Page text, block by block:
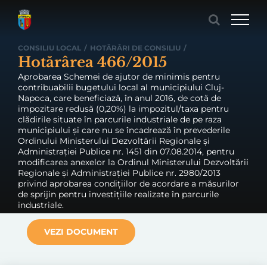
CONSILIU LOCAL / HOTĂRÂRI DE CONSILIU /
Hotărârea 466/2015
Aprobarea Schemei de ajutor de minimis pentru
contribuabilii bugetului local al municipiului Cluj-
Napoca, care beneficiază, în anul 2016, de cotă de
impozitare redusă (0,20%) la impozitul/taxa pentru
clădirile situate în parcurile industriale de pe raza
municipiului şi care nu se încadrează în prevederile
Ordinului Ministerului Dezvoltării Regionale şi
Administraţiei Publice nr. 1451 din 07.08.2014, pentru
modificarea anexelor la Ordinul Ministerului Dezvoltării
Regionale şi Administraţiei Publice nr. 2980/2013
privind aprobarea condiţiilor de acordare a măsurilor
de sprijin pentru investiţiile realizate în parcurile
industriale.
VEZI DOCUMENT